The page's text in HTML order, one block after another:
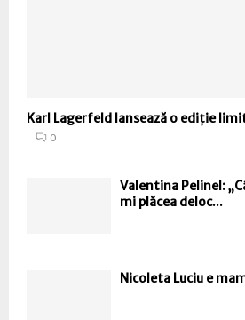
Karl Lagerfeld lansează o ediție
0
Valentina Pelinel:
mi plăcea deloc...
Nicoleta Luciu e